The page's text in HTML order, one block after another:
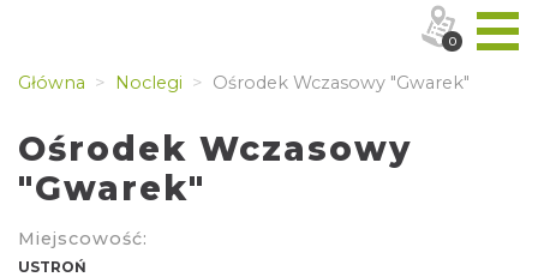
Główna Noclegi Ośrodek Wczasowy "Gwarek"
Ośrodek Wczasowy
"Gwarek"
Miejscowość:
USTROŃ
0